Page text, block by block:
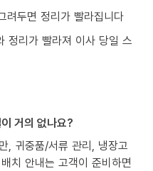
려두면 정리가 빨라집니다
정리가 빨라져 이사 당일 스
거의 없나요?
, 귀중품/서류 관리, 냉장고
치 안내는 고객이 준비하면